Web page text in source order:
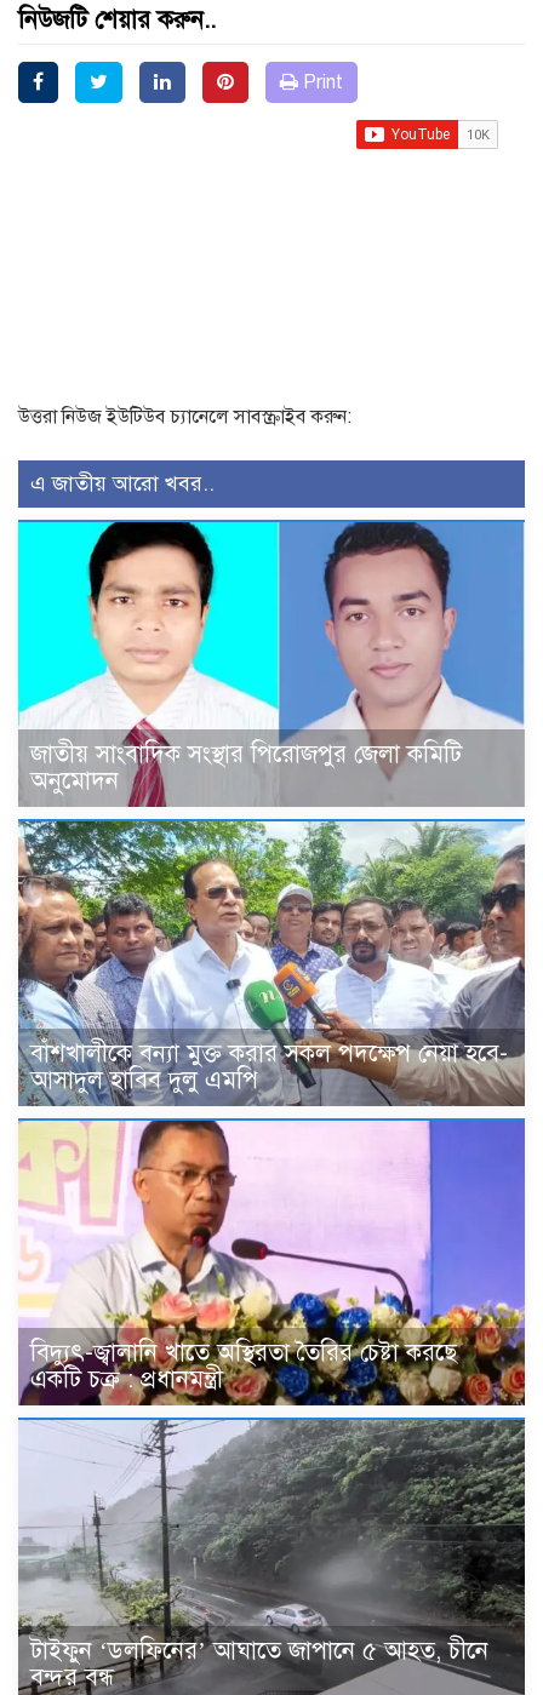
নিউজটি শেয়ার করুন..
Print
উত্তরা নিউজ ইউটিউব চ্যানেলে সাবস্ক্রাইব করুন:
এ জাতীয় আরো খবর..
জাতীয় সাংবাদিক সংস্থার পিরোজপুর জেলা কমিটি
অনুমোদন
বাঁশখালীকে বন্যা মুক্ত করার সকল পদক্ষেপ নেয়া হবে-
আসাদুল হাবিব দুলু এমপি
বিদ্যুৎ-জ্বালানি খাতে অস্থিরতা তৈরির চেষ্টা করছে
একটি চক্র : প্রধানমন্ত্রী
টাইফুন ‘ডলফিনের’ আঘাতে জাপানে ৫ আহত, চীনে
বন্দর বন্ধ